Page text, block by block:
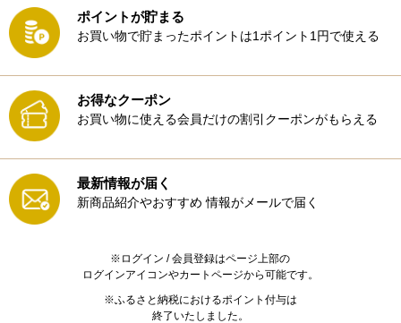
ポイントが貯まる
お買い物で貯まったポイントは1ポイント1円で使える
お得なクーポン
お買い物に使える会員だけの割引クーポンがもらえる
最新情報が届く
新商品紹介やおすすめ 情報がメールで届く
※ログイン / 会員登録はページ上部の
ログインアイコンやカートページから可能です。
※ふるさと納税におけるポイント付与は
終了いたしました。